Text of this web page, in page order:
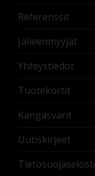
Referenssit
Jälleenmyyjät
Yhteystiedot
Tuotekortit
Kangasvärit
Uutiskirjeet